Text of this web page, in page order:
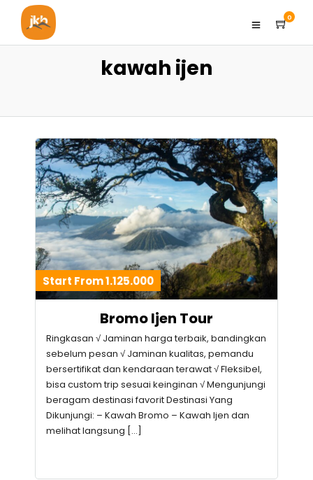
0
kawah ijen
Start From 1.125.000
Bromo Ijen Tour
Ringkasan √ Jaminan harga terbaik, bandingkan
sebelum pesan √ Jaminan kualitas, pemandu
bersertifikat dan kendaraan terawat √ Fleksibel,
bisa custom trip sesuai keinginan √ Mengunjungi
beragam destinasi favorit Destinasi Yang
Dikunjungi: – Kawah Bromo – Kawah Ijen dan
melihat langsung […]